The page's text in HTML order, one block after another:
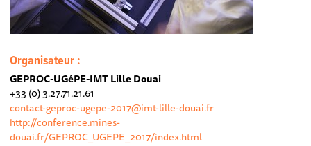
Organisateur :
GEPROC-UGéPE-IMT Lille Douai
+33 (0) 3.27.71.21.61
contact-geproc-ugepe-2017@imt-lille-douai.fr
http://conference.mines-
douai.fr/GEPROC_UGEPE_2017/index.html